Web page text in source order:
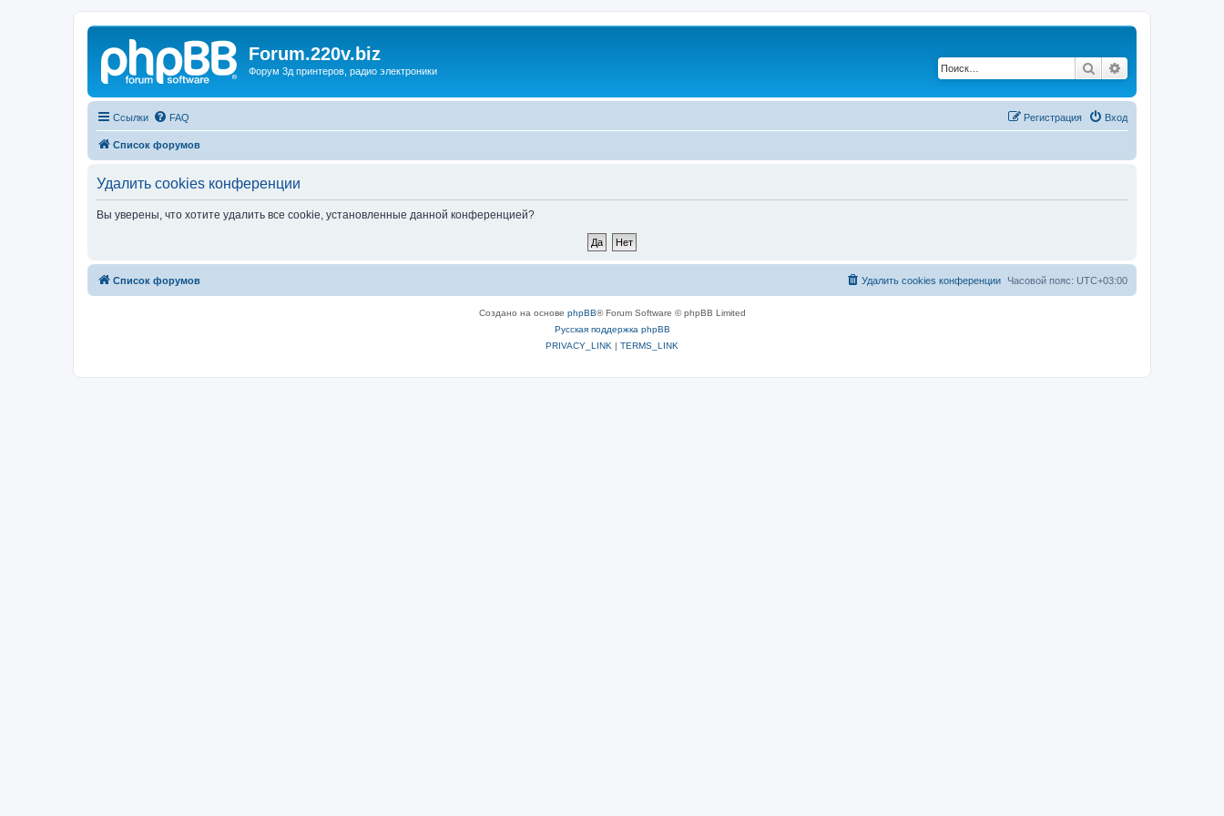
Forum.220v.biz
Форум 3д принтеров, радио электроники Поиск
Ссылки FAQ Вход
Регистрация
Список форумов
Удалить cookies конференции
Вы уверены, что хотите удалить все cookie, установленные данной конференцией?
Список форумов Часовой пояс: UTC+03:00
Удалить cookies конференции
Создано на основе phpBB® Forum Software © phpBB Limited
Русская поддержка phpBB
PRIVACY_LINK | TERMS_LINK